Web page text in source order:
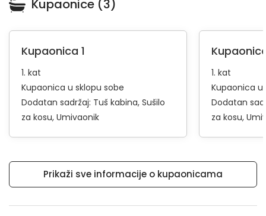
Kupaonice (3)
Kupaonica 1
1. kat
Kupaonica u sklopu sobe
Dodatan sadržaj: Tuš kabina Sušilo
za kosu Umivaonik
1. kat
Kupaonica u
Dodatan
za kosu
Prikaži sve informacije o kupaonicama